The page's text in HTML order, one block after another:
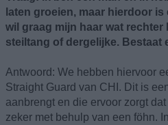
laten groeien, maar hierdoor
wil graag mijn haar wat rechter
steiltang of dergelijke. Bestaat
Antwoord: We hebben hiervoor
Straight Guard van CHI. Dit is
aanbrengt en die ervoor zorgt
zeker met behulp van een föhn.